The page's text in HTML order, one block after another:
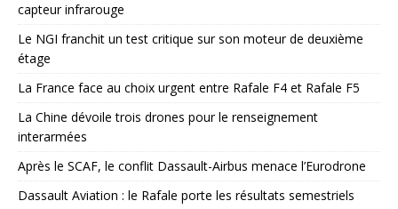
capteur infrarouge
Le NGI franchit un test critique sur son moteur de deuxième
étage
La France face au choix urgent entre Rafale F4 et Rafale F5
La Chine dévoile trois drones pour le renseignement
interarmées
Après le SCAF, le conflit Dassault-Airbus menace l’Eurodrone
Dassault Aviation : le Rafale porte les résultats semestriels